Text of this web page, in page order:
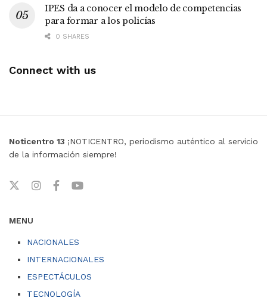
IPES da a conocer el modelo de competencias
para formar a los policías
0 SHARES
Connect with us
Noticentro 13 ¡NOTICENTRO, periodismo auténtico al servicio
de la información siempre!
MENU
NACIONALES
INTERNACIONALES
ESPECTÁCULOS
TECNOLOGÍA